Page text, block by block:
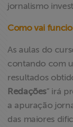
jornalismo
Como vai
As aulas do
contando com
resultados
Redações” irá
a apuração
das maiores